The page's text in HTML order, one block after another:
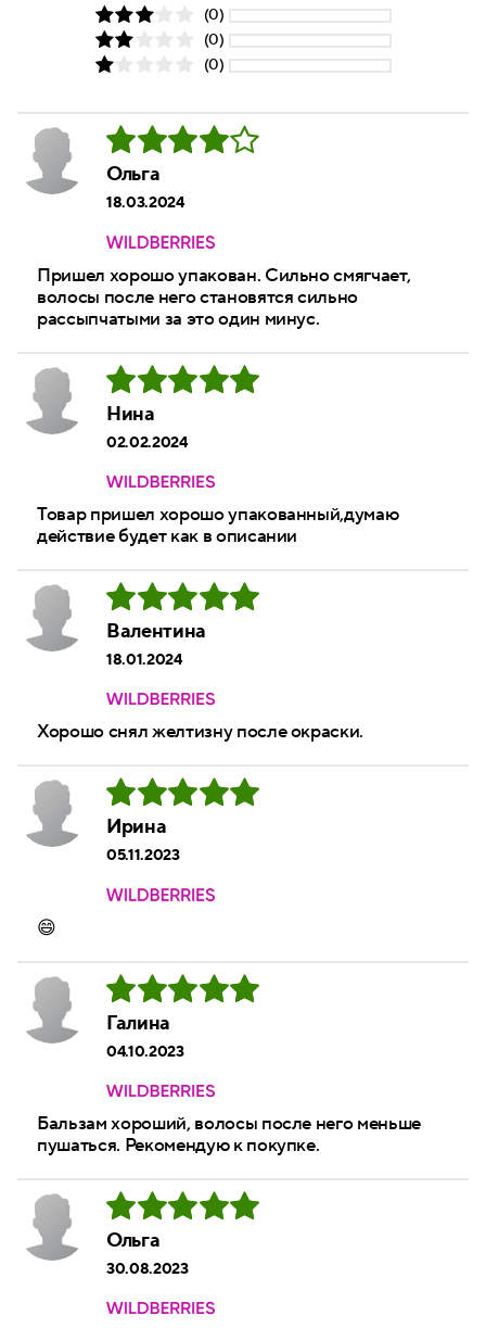
(0)
(0)
(0)
Ольга
18.03.2024
Пришел хорошо упакован. Сильно смягчает,
волосы после него становятся сильно
рассыпчатыми за это один минус.
Нина
02.02.2024
Товар пришел хорошо упакованный,думаю
действие будет как в описании
Валентина
18.01.2024
Хорошо снял желтизну после окраски.
Ирина
05.11.2023
😄
Галина
04.10.2023
Бальзам хороший, волосы после него меньше
пушаться. Рекомендую к покупке.
Ольга
30.08.2023